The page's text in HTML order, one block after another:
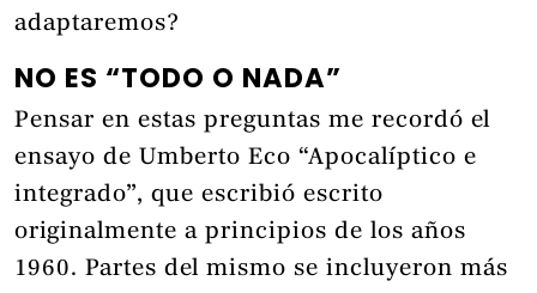
adaptaremos?
NO ES “TODO O NADA”
Pensar en estas preguntas me recordó el
ensayo de Umberto Eco “Apocalíptico e
integrado”, que escribió escrito
originalmente a principios de los años
1960. Partes del mismo se incluyeron más